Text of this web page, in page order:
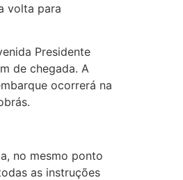
volta para
Presidente
de chegada. A
ocorrerá na
no mesmo ponto
as instruções